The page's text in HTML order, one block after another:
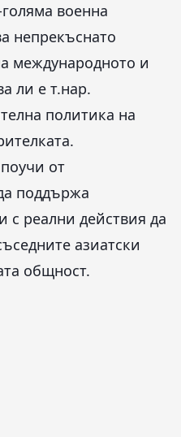
военна
непрекъснато
международното и
ли е т.нар.
политика на
от
поддържа
реални действия да
азиатски
общност.